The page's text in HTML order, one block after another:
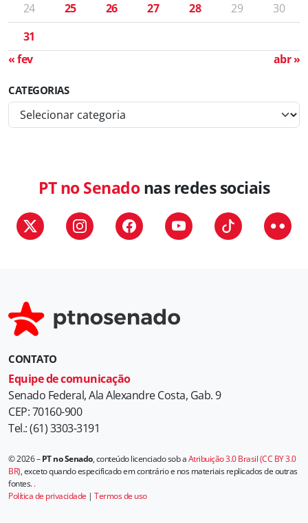
24
25 26 27 28 29
30
31
« fev
abr »
CATEGORIAS
a
PT no Senadonas redes sociais
CONTATO
Equipe de comunicação
Senado Federal, Ala Alexandre Costa, Gab. 9
CEP: 70160-900
Tel.: (61) 3303-3191
© 2026 –PT no Senado, conteúdo licenciado sob aAtribuição 3.0 Brasil (CC BY 3.0
BR), exceto quando especificado em contrário e nos materiais replicados de outras
fontes..
Política de privacidade | Termos de uso